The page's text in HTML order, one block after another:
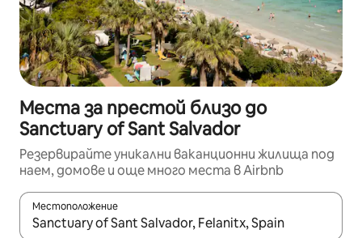
Места за престой близо до
Sanctuary of Sant Salvador
Резервирайте уникални ваканционни жилища под
наем, домове и още много места в Airbnb
Местоположение
Когато резултатите се покажат, използвайте